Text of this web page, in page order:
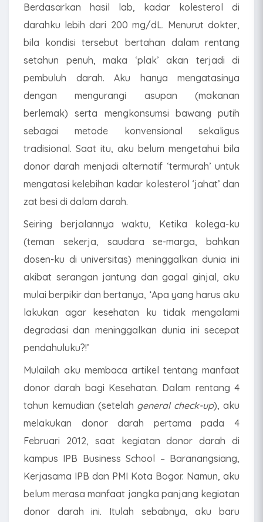
Berdasarkan hasil lab, kadar kolesterol di
darahku lebih dari 200 mg/dL. Menurut dokter,
bila kondisi tersebut bertahan dalam rentang
setahun penuh, maka ‘plak’ akan terjadi di
pembuluh darah. Aku hanya mengatasinya
dengan mengurangi asupan (makanan
berlemak) serta mengkonsumsi bawang putih
sebagai metode konvensional sekaligus
tradisional. Saat itu, aku belum mengetahui bila
donor darah menjadi alternatif ‘termurah’ untuk
mengatasi kelebihan kadar kolesterol ‘jahat’ dan
zat besi di dalam darah.
Seiring berjalannya waktu, Ketika kolega-ku
(teman sekerja, saudara se-marga, bahkan
dosen-ku di universitas) meninggalkan dunia ini
akibat serangan jantung dan gagal ginjal, aku
mulai berpikir dan bertanya, ‘Apa yang harus aku
lakukan agar kesehatan ku tidak mengalami
degradasi dan meninggalkan dunia ini secepat
pendahuluku?!’
Mulailah aku membaca artikel tentang manfaat
donor darah bagi Kesehatan. Dalam rentang 4
tahun kemudian (setelah general check-up), aku
melakukan donor darah pertama pada 4
Februari 2012, saat kegiatan donor darah di
kampus IPB Business School – Baranangsiang,
Kerjasama IPB dan PMI Kota Bogor. Namun, aku
belum merasa manfaat jangka panjang kegiatan
donor darah ini. Itulah sebabnya, aku baru